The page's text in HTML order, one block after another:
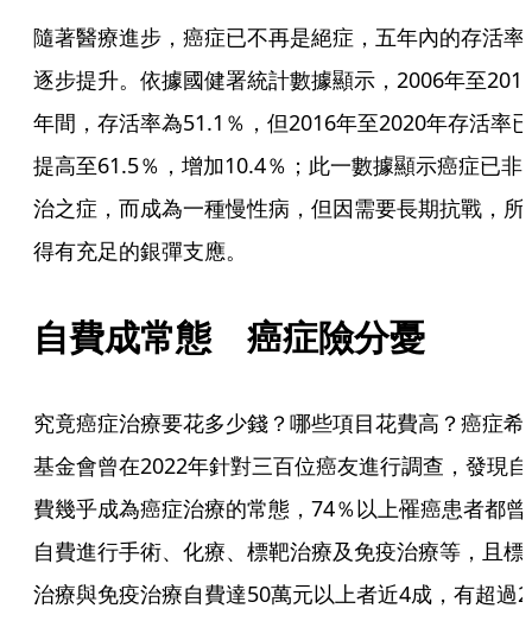
隨著醫療進步，癌症已不再是絕症，五年內的存活率
逐步提升。依據國健署統計數據顯示，2006年至
年間，存活率為51.1％，但2016年至2020年存活率已
提高至61.5％，增加10.4％；此一數據顯示癌症已非
治之症，而成為一種慢性病，但因需要長期抗戰，所
得有充足的銀彈支應。
自費成常態　癌症險分憂
究竟癌症治療要花多少錢？哪些項目花費高？癌症希
基金會曾在2022年針對三百位癌友進行調查，發現自
費幾乎成為癌症治療的常態，74％以上罹癌患者都曾
自費進行手術、化療、標靶治療及免疫治療等，且標
治療與免疫治療自費達50萬元以上者近4成，有超過2